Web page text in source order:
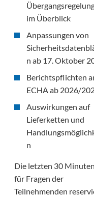
im Überblick
Anpassungen von
n ab 17. Oktober
Berichtspflichten
ECHA ab 2026/
Auswirkungen auf
Lieferketten und
n
Die letzten 30
für Fragen der
Teilnehmenden